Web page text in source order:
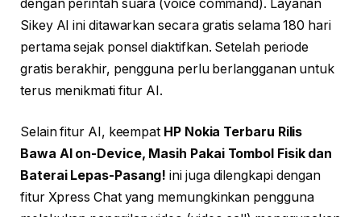
dengan perintah suara (voice command). Layanan
Sikey AI ini ditawarkan secara gratis selama 180 hari
pertama sejak ponsel diaktifkan. Setelah periode
gratis berakhir, pengguna perlu berlangganan untuk
terus menikmati fitur AI.
Selain fitur AI, keempat HP Nokia Terbaru Rilis
Bawa AI on-Device, Masih Pakai Tombol Fisik dan
Baterai Lepas-Pasang! ini juga dilengkapi dengan
fitur Xpress Chat yang memungkinkan pengguna